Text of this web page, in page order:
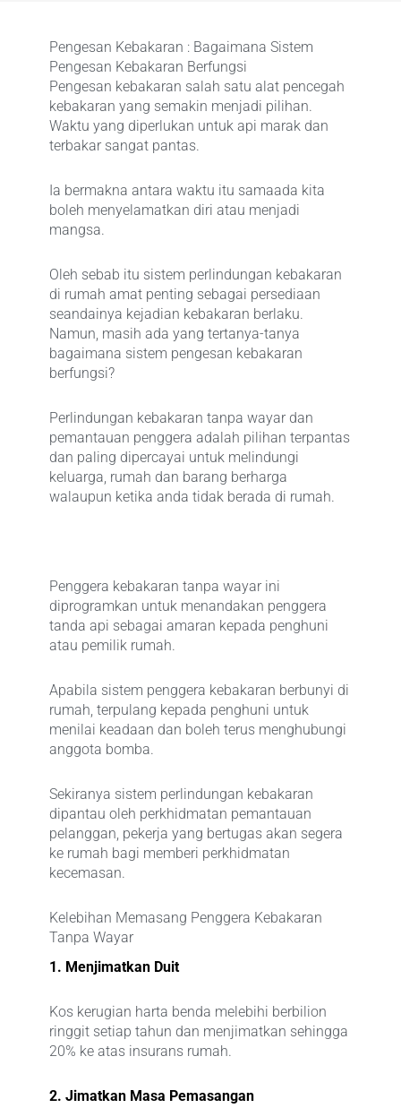
Pengesan Kebakaran : Bagaimana Sistem
Pengesan Kebakaran Berfungsi
Pengesan kebakaran salah satu alat pencegah
kebakaran yang semakin menjadi pilihan.
Waktu yang diperlukan untuk api marak dan
terbakar sangat pantas.
Ia bermakna antara waktu itu samaada kita
boleh menyelamatkan diri atau menjadi
mangsa.
Oleh sebab itu sistem perlindungan kebakaran
di rumah amat penting sebagai persediaan
seandainya kejadian kebakaran berlaku.
Namun, masih ada yang tertanya-tanya
bagaimana sistem pengesan kebakaran
berfungsi?
Perlindungan kebakaran tanpa wayar dan
pemantauan penggera adalah pilihan terpantas
dan paling dipercayai untuk melindungi
keluarga, rumah dan barang berharga
walaupun ketika anda tidak berada di rumah.
Penggera kebakaran tanpa wayar ini
diprogramkan untuk menandakan penggera
tanda api sebagai amaran kepada penghuni
atau pemilik rumah.
Apabila sistem penggera kebakaran berbunyi di
rumah, terpulang kepada penghuni untuk
menilai keadaan dan boleh terus menghubungi
anggota bomba.
Sekiranya sistem perlindungan kebakaran
dipantau oleh perkhidmatan pemantauan
pelanggan, pekerja yang bertugas akan segera
ke rumah bagi memberi perkhidmatan
kecemasan.
Kelebihan Memasang Penggera Kebakaran
Tanpa Wayar
1. Menjimatkan Duit
Kos kerugian harta benda melebihi berbilion
ringgit setiap tahun dan menjimatkan sehingga
20% ke atas insurans rumah.
2. Jimatkan Masa Pemasangan